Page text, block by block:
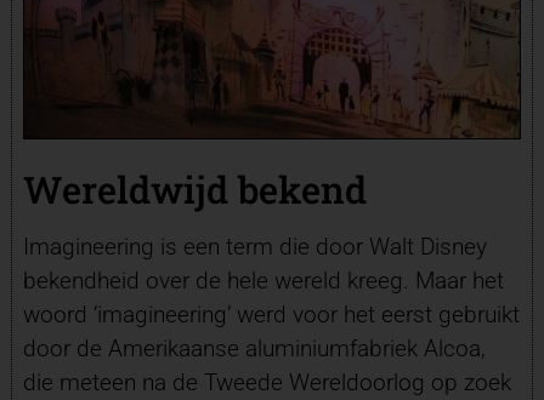
Wereldwijd bekend
Imagineering is een term die door Walt Disney
bekendheid over de hele wereld kreeg. Maar het
woord ‘imagineering’ werd voor het eerst gebruikt
door de Amerikaanse aluminiumfabriek Alcoa,
die meteen na de Tweede Wereldoorlog op zoek